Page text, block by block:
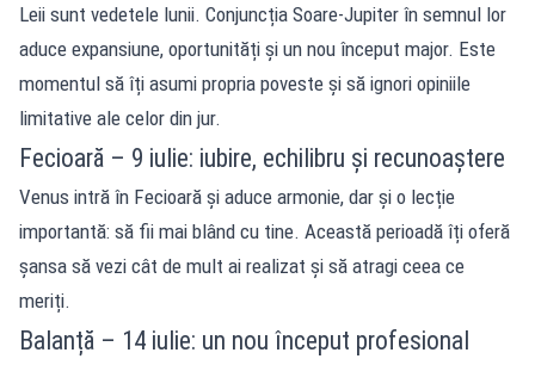
Leii sunt vedetele lunii. Conjuncția Soare-Jupiter în semnul lor
aduce expansiune, oportunități și un nou început major. Este
momentul să îți asumi propria poveste și să ignori opiniile
limitative ale celor din jur.
Fecioară – 9 iulie: iubire, echilibru și recunoaștere
Venus intră în Fecioară și aduce armonie, dar și o lecție
importantă: să fii mai blând cu tine. Această perioadă îți oferă
șansa să vezi cât de mult ai realizat și să atragi ceea ce
meriți.
Balanță – 14 iulie: un nou început profesional